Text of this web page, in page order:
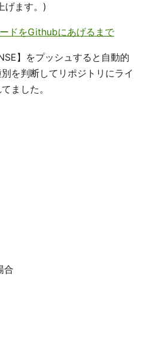
げます。)
ドをGithubにあげるまで
】をプッシュすると自動的
を判断してリポジトリにライ
ました。
合